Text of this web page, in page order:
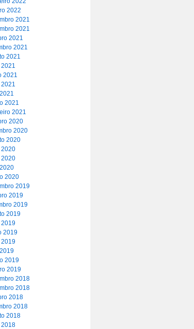
2022
2021
2021
2021
2021
2021
2021
2021
2021
2020
2020
2020
2020
2019
2019
2019
2019
2019
2019
2019
2018
2018
2018
2018
2018